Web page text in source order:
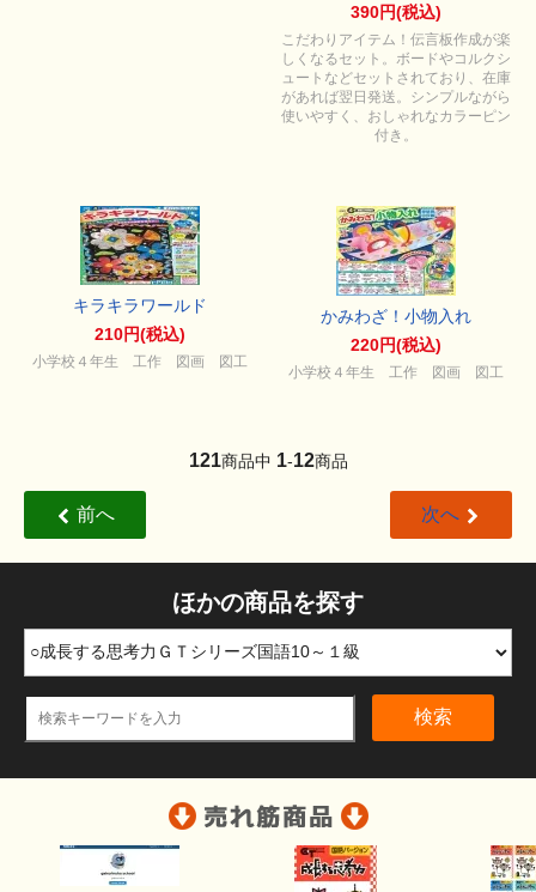
390円(税込)
こだわりアイテム！伝言板作成が楽
しくなるセット。ボードやコルクシ
ュートなどセットされており、在庫
があれば翌日発送。シンプルながら
使いやすく、おしゃれなカラーピン
付き。
キラキラワールド
210円(税込)
小学校４年生 工作 図画 図工
かみわざ！小物入れ
220円(税込)
小学校４年生 工作 図画 図工
121商品中 1-12商品
前へ 次へ
ほかの商品を探す
検索